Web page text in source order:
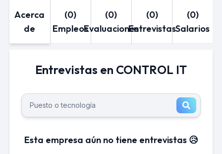
Acerca
de
(0)
Empleos
(0)
Evaluaciones
(0)
Entrevistas
(0)
Salarios
Entrevistas en CONTROL IT
Esta empresa aún no tiene entrevistas 😥